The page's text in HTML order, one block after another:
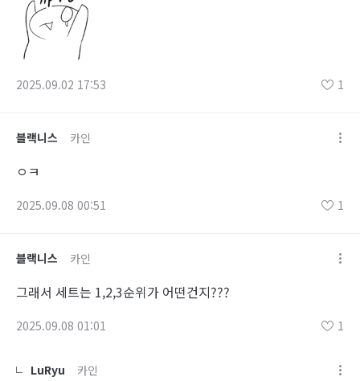
2025.09.02 17:53 1
블랙니스 카인
ㅇㅋ
2025.09.08 00:51 1
블랙니스 카인
그래서 세트는 1,2,3순위가 어떤건지???
2025.09.08 01:01 1
LuRyu 카인